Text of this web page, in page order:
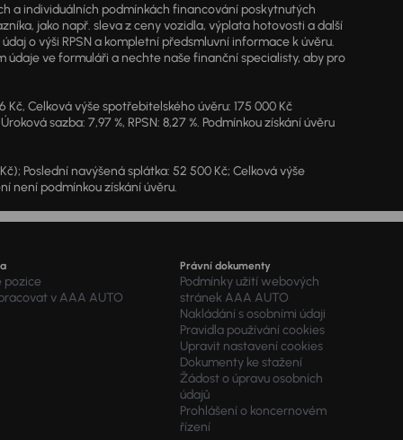
a individuálních podmínkách financování poskytnutých
jako např. sleva z ceny vozidla, výplata hotovosti a další
o výši RPSN a kompletní předsmluvní informace k úvěru.
údaje ve formuláři a nechte naše finanční specialisty, aby pro
Celková výše spotřebitelského úvěru: 175 000 Kč
sazba: 7,97 %, RPSN: 8,27 %. Podmínkou získání úvěru
Poslední navýšená splátka: 52 500 Kč; Celková výše
není podmínkou získání úvěru.
pozice
v AAA AUTO
Právní dokumenty
Podmínky užití webových
stránek AAA AUTO
Nakládání s osobními údaji
Pravidla používání cookies
Upravit nastavení cookies
Dokumenty ke stažení
Žádost o úpravu osobních
údajů
Prohlášení o koncernovém
řízení